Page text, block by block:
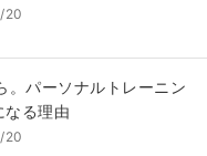
20
。パーソナルトレーニン
なる理由
20